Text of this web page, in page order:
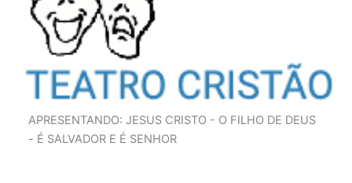
APRESENTANDO: JESUS CRISTO - O FILHO DE DEUS
- É SALVADOR E É SENHOR